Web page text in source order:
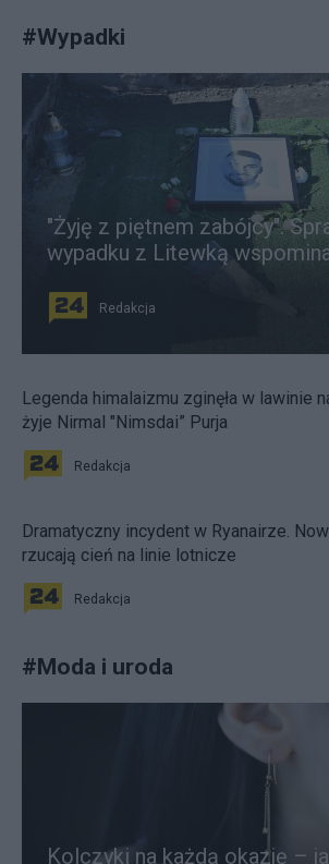
#Wypadki
"Żyję z piętnem zabójcy".
wypadku z Litewką
Redakcja
Legenda himalaizmu zginęła w lawinie
żyje Nirmal "Nimsdai” Purja
Redakcja
Dramatyczny incydent w Ryanairze.
rzucają cień na linie lotnicze
Redakcja
#Moda i uroda
Kolczyki na każdą okazję –